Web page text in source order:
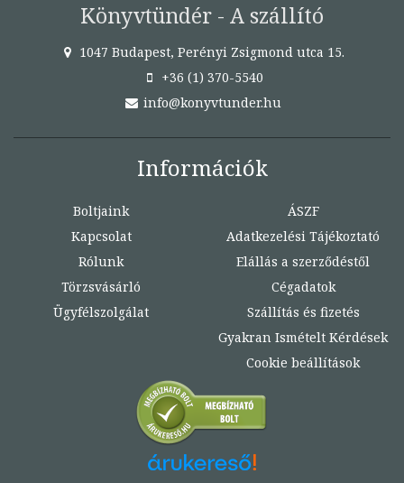
Könyvtündér - A szállító
1047 Budapest, Perényi Zsigmond utca 15.
+36 (1) 370-5540
info@konyvtunder.hu
Információk
Boltjaink
Kapcsolat
Rólunk
Törzsvásárló
Ügyfélszolgálat
ÁSZF
Adatkezelési Tájékoztató
Elállás a szerződéstől
Cégadatok
Szállítás és fizetés
Gyakran Ismételt Kérdések
Cookie beállítások